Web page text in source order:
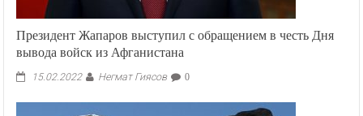
Президент Жапаров выступил с обращением в честь Дня
вывода войск из Афганистана
15.02.2022 Негмат Гиясов 0